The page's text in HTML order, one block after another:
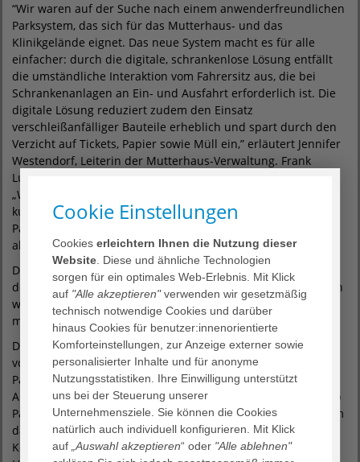
“Wir waren auf der Suche nach einem anwenderfreundlichen
Parksystem, das sich für das Mutterhaus- und das
Klinikgelände eignet. Das neue System macht es für alle
einfacher: durch die digitale, schrankenlose Lösung entfällt
die umständliche Interaktion vom Fahrersitz aus, die bei
Schrankenanlagen an Ein- und Ausfahrt erforderlich ist. Die
digitale Lösung reduziert zudem den Einsatz
verschleißanfälliger Bauteile erheblich und spart durch den
Verzicht auf Tickets, Papier sowie Müll ein,” erläutert Jennifer
Westendorf, Leiterin der Mutterhaus-Verwaltung. Frank
Lumplesch, Bereich Technik am Diakonieklinikum, ergänzt:
„Würden wir bei dem alten System bleiben, müssten wir
kurzfristig durch anfallende Instandhaltungen das
Parkentgelt erhöhen. Dank der digitalen Lösung bleiben wir
aktuell bei den jetzigen Stundensätzen.“
Die eigentlichen Parkpreise bleiben damit unverändert. Nur
der Tageshöchstsatz muss um 2 Euro auf 10 Euro angehoben
werden. Die Parkentgelte wurden zuletzt im Mai 2023
moderat angehoben: plus 0,50 € für die erste Stunde.
Die eingesetzten Scanner und Kassenautomaten stammen
von dem Systemhaus für digitales, schrankenloses
Parkraummanagement, Peter Park System GmbH. Die
Abwicklung auf den Parkflächen übernimmt die Mobility Hub
Parkservice GmbH. Letztere wird für alle Rückfragen rund um
das Parken seitens Parkender zur Verfügung stehen.
Kontaktdetails können der aushängenden
Cookie Einstellungen
Cookieserleichtern Ihnen die Nutzung dieser
Website . Diese und ähnliche Technologien
sorgen für ein optimales Web-Erlebnis. Mit Klick
auf "Alle akzeptieren"verwenden wir gesetzmäßig
technisch notwendige Cookies und darüber
hinaus Cookies für benutzer:innenorientierte
Komforteinstellungen, zur Anzeige externer sowie
personalisierter Inhalte und für anonyme
Nutzungsstatistiken. Ihre Einwilligung unterstützt
uns bei der Steuerung unserer
Unternehmensziele. Sie können die Cookies
natürlich auch individuell konfigurieren. Mit Klick
auf „Auswahl akzeptieren“ oder "Alle ablehnen"